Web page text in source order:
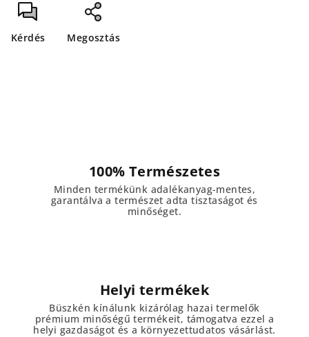
Kérdés Megosztás
100% Természetes
Minden termékünk adalékanyag-mentes,
garantálva a természet adta tisztaságot és
minőséget.
Helyi termékek
Büszkén kínálunk kizárólag hazai termelők
prémium minőségű termékeit, támogatva ezzel a
helyi gazdaságot és a környezettudatos vásárlást.